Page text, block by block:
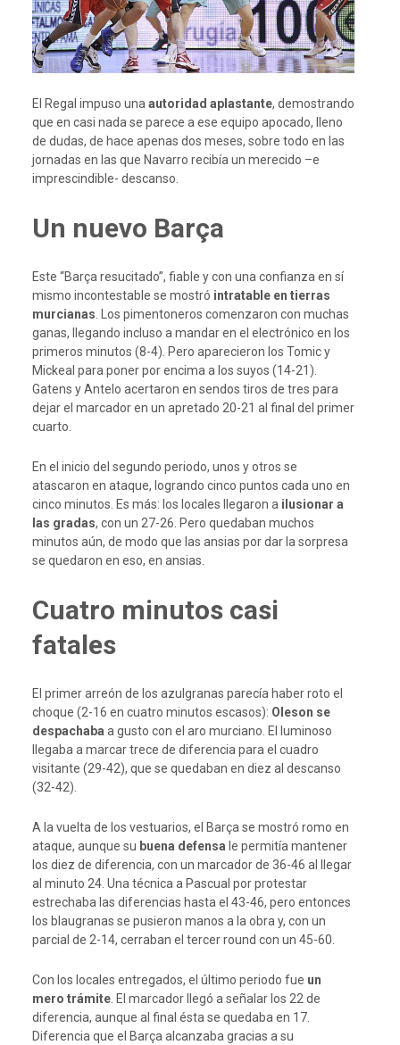
El Regal impuso una autoridad aplastante, demostrando
que en casi nada se parece a ese equipo apocado, lleno
de dudas, de hace apenas dos meses, sobre todo en las
jornadas en las que Navarro recibía un merecido –e
imprescindible- descanso.
Un nuevo Barça
Este “Barça resucitado”, fiable y con una confianza en sí
mismo incontestable se mostró intratable en tierras
murcianas . Los pimentoneros comenzaron con muchas
ganas, llegando incluso a mandar en el electrónico en los
primeros minutos (8-4). Pero aparecieron los Tomic y
Mickeal para poner por encima a los suyos (14-21).
Gatens y Antelo acertaron en sendos tiros de tres para
dejar el marcador en un apretado 20-21 al final del primer
cuarto.
En el inicio del segundo periodo, unos y otros se
atascaron en ataque, logrando cinco puntos cada uno en
cinco minutos. Es más: los locales llegaron a ilusionar a
las gradas, con un 27-26. Pero quedaban muchos
minutos aún, de modo que las ansias por dar la sorpresa
se quedaron en eso, en ansias.
Cuatro minutos casi
fatales
El primer arreón de los azulgranas parecía haber roto el
choque (2-16 en cuatro minutos escasos): Oleson se
despachaba a gusto con el aro murciano. El luminoso
llegaba a marcar trece de diferencia para el cuadro
visitante (29-42), que se quedaban en diez al descanso
(32-42).
A la vuelta de los vestuarios, el Barça se mostró romo en
ataque, aunque su buena defensa le permitía mantener
los diez de diferencia, con un marcador de 36-46 al llegar
al minuto 24. Una técnica a Pascual por protestar
estrechaba las diferencias hasta el 43-46, pero entonces
los blaugranas se pusieron manos a la obra y, con un
parcial de 2-14, cerraban el tercer round con un 45-60.
Con los locales entregados, el último periodo fue un
mero trámite. El marcador llegó a señalar los 22 de
diferencia, aunque al final ésta se quedaba en 17.
Diferencia que el Barça alcanzaba gracias a su